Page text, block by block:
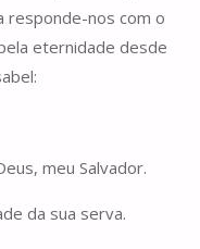
responde-nos com o
eternidade desde
meu Salvador.
da sua serva.